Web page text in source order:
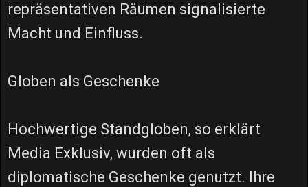
repräsentativen Räumen signalisierte
Macht und Einfluss.
Globen als Geschenke
Hochwertige Standgloben, so erklärt
Media Exklusiv, wurden oft als
diplomatische Geschenke genutzt. Ihre